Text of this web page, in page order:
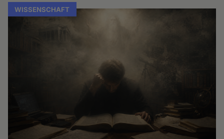
WISSENSCHAFT